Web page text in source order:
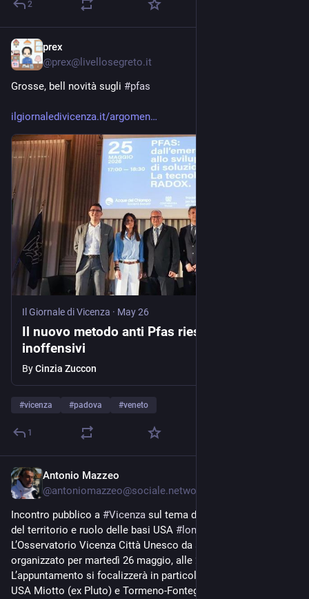
2
prex
@prex@livellosegreto.it
Grosse, bell novità sugli #pfas
ilgiornaledivicenza.it/argomen
Il Giornale di Vicenza · May 26
Il nuovo metodo anti Pfas riesce a renderli
inoffensivi
ByCinzia Zuccon
#vicenza #padova #veneto
1
Antonio Mazzeo
@antoniomazzeo@sociale.network
Incontro pubblico a #Vicenza sul tema della
del territorio e ruolo delle basi USA # longare
L’Osservatorio Vicenza Città Unesco da smilitarizzare ha
organizzato per martedì 26 maggio, alle 20 e 30
L’appuntamento si focalizzerà in particolare sulle Caserme
USA Miotto (ex Pluto) e Tormeno-Fontega, approfondendo il